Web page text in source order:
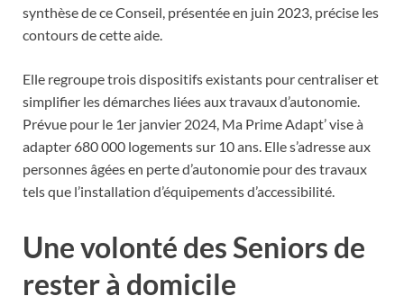
synthèse de ce Conseil, présentée en juin 2023, précise les
contours de cette aide.
Elle regroupe trois dispositifs existants pour centraliser et
simplifier les démarches liées aux travaux d’autonomie.
Prévue pour le 1er janvier 2024, Ma Prime Adapt’ vise à
adapter 680 000 logements sur 10 ans. Elle s’adresse aux
personnes âgées en perte d’autonomie pour des travaux
tels que l’installation d’équipements d’accessibilité.
Une volonté des Seniors de
rester à domicile